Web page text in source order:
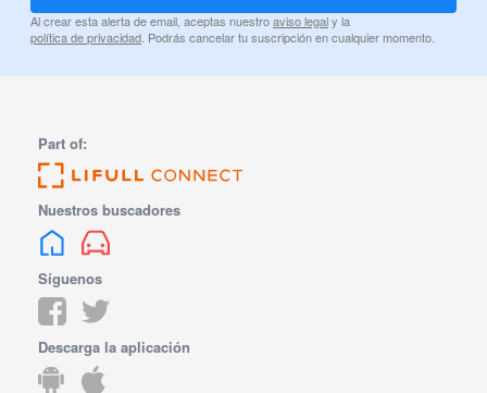
Al crear esta alerta de email, aceptas nuestroaviso legaly la
política de privacidad. Podrás cancelar tu suscripción en cualquier momento.
Part of:
Nuestros buscadores
Síguenos
Descarga la aplicación